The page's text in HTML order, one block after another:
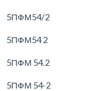
5ПФМ54/2
5ПФМ54 2
5ПФМ 54.2
5ПФМ 54-2